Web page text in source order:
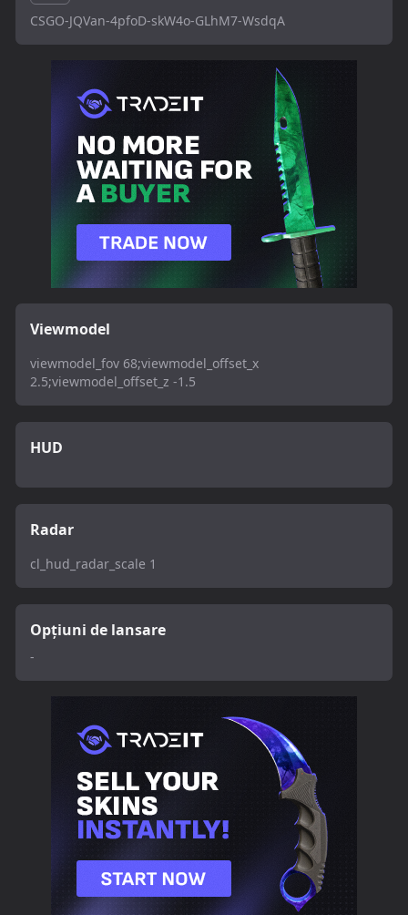
CSGO-JQVan-4pfoD-skW4o-GLhM7-WsdqA
Viewmodel
viewmodel_fov 68;viewmodel_offset_x
2.5;viewmodel_offset_z -1.5
HUD
Radar
cl_hud_radar_scale 1
Opțiuni de lansare
-